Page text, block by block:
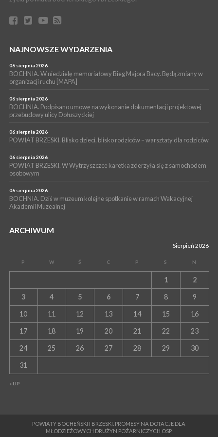
BRZESKO. Śledczy wyjaśniają, jak doszło do śmierci 32-letniego
mężczyzny
04 sierpnia 2026
muzyki [PROGRAM KONCERTÓW]
SPORT
BOCHNIA. W niedzielę XXXII Memoriałowy Bieg Majora Bacy!
NAJNOWSZE WYDARZENIA
06 sierpnia 2026
BOCHNIA. W niedzielę memoriałowy Bieg Majora Bacy. Będą zmiany w
organizacji ruchu [MAPA]
06 sierpnia 2026
BOCHNIA. Podpisano umowę na wykonanie dokumentacji projektowej
przebudowy ulicy Dołuszyckiej
06 sierpnia 2026
POWIAT BRZESKI. Blisko dzieci, blisko rodziców – warsztaty dla rodziców
06 sierpnia 2026
POWIAT BRZESKI. W Wytrzyszczce karetka zderzyła się z samochodem
osobowym
06 sierpnia 2026
BOCHNIA. Dziś w muzeum kolejne spotkanie w ramach Wakacyjnej
Akademii Muzealnej
ARCHIWUM
Sierpień 2026
P W Ś C P S N
« LIP
1 2
3 4 5 6 7 8 9
10 11 12 13 14 15 16
17 18 19 20 21 22 23
24 25 26 27 28 29 30
31
POWIATY BOCHEŃSKI I BRZESKI. PROMESY NA DOTACJE DLA
MŁODZIEŻOWYCH DRUŻYN POŻARNICZYCH OSP